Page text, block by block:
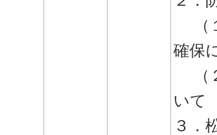
（
確保
（
いて
３．